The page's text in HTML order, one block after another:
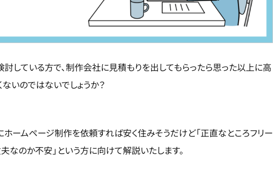
している方で、制作会社に見積もりを出してもらったら思った以上に高
いのではないでしょうか？
ホームページ制作を依頼すれば安く住みそうだけど「正直なところフリー
なのか不安」という方に向けて解説いたします。